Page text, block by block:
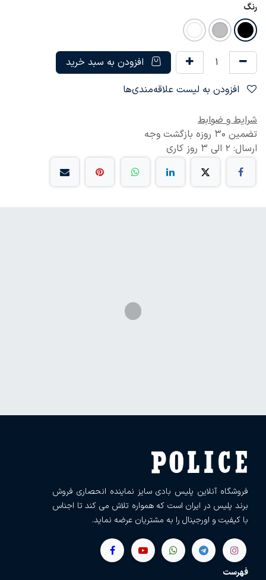
رنگ
افزودن به سبد خرید
شرایط و ضوابط
تضمین 30 روزه بازگشت وجه
ارسال: 2 الی 3 روز کاری
فروشگاه آنلاین پلیس بادی سایز نماینده انحصاری فروش
برند پلیس در ایران است که همواره تلاش می کند تا اجناس
با کیفیت و اورجینال را به مشتریان عرضه نماید.
فهرست